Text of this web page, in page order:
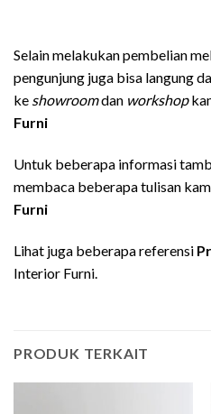
Selain melakukan pembelian
pengunjung juga bisa langung
ke showroomdan workshop
Furni
Untuk beberapa informasi
membaca beberapa tulisan
Furni
Lihat juga beberapa referensi
Interior Furni.
PRODUK TERKAIT